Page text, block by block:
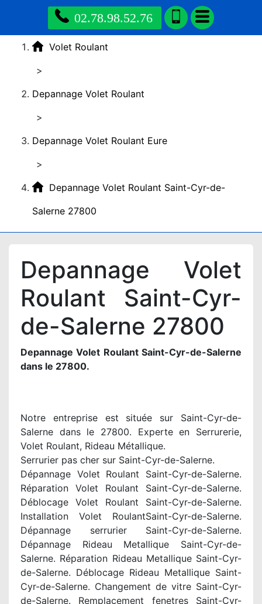
02.78.98.52.76
Volet Roulant
>
Depannage Volet Roulant
>
Depannage Volet Roulant Eure
>
Depannage Volet Roulant Saint-Cyr-de-
Salerne 27800
Depannage Volet
Roulant Saint-Cyr-
de-Salerne 27800
Depannage Volet Roulant Saint-Cyr-de-Salerne
dans le 27800.
Notre entreprise est située sur Saint-Cyr-de-
Salerne dans le 27800. Experte en Serrurerie,
Volet Roulant, Rideau Métallique.
Serrurier pas cher sur Saint-Cyr-de-Salerne.
Dépannage Volet Roulant Saint-Cyr-de-Salerne.
Réparation Volet Roulant Saint-Cyr-de-Salerne.
Déblocage Volet Roulant Saint-Cyr-de-Salerne.
Installation Volet RoulantSaint-Cyr-de-Salerne.
Dépannage serrurier Saint-Cyr-de-Salerne.
Dépannage Rideau Metallique Saint-Cyr-de-
Salerne. Réparation Rideau Metallique Saint-Cyr-
de-Salerne. Déblocage Rideau Metallique Saint-
Cyr-de-Salerne. Changement de vitre Saint-Cyr-
de-Salerne. Remplacement fenetres Saint-Cyr-